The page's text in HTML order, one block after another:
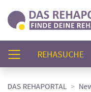
REHASUCHE
DAS REHAPORTAL